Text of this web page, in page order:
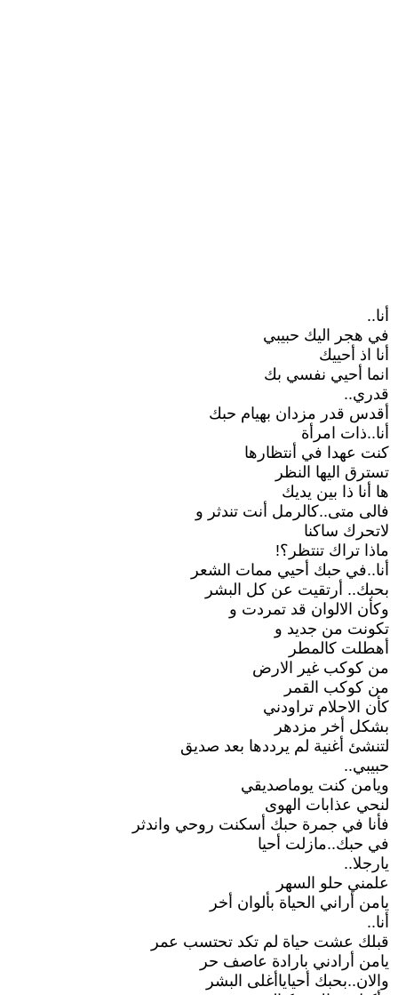
أنا..
في هجر اليك حبيبي
أنا اذ أحييك
انما أحيي نفسي بك
قدري..
أقدس قدر مزدان بهيام حبك
أنا..ذات امرأة
كنت عهدا في أنتظارها
تسترق اليها النظر
ها أنا ذا بين يديك
فالى متى..كالرمل أنت تندثر و
لاتحرك ساكنا
ماذا تراك تنتظر؟!
أنا..في حبك أحيي ممات الشعر
بحبك.. أرتقيت عن كل البشر
وكأن الالوان قد تمردت و
تكونت من جديد و
أهطلت كالمطر
من كوكب غير الارض
من كوكب القمر
كأن الاحلام تراودني
بشكل أخر مزدهر
لتنشئ أغنية لم يرددها بعد صديق
حبيبي..
ويامن كنت يوماصديقي
لنحي عذابات الهوى
فأنا في جمرة حبك أسكنت روحي واندثر
في حبك..مازلت أحيا
يارجلا..
علمني حلو السهر
يامن أراني الحياة بألوان أخر
أنا..
قبلك عشت حياة لم تكد تحتسب عمر
يامن أرادني بارادة عاصف حر
والان..بحبك أحياياأغلى البشر